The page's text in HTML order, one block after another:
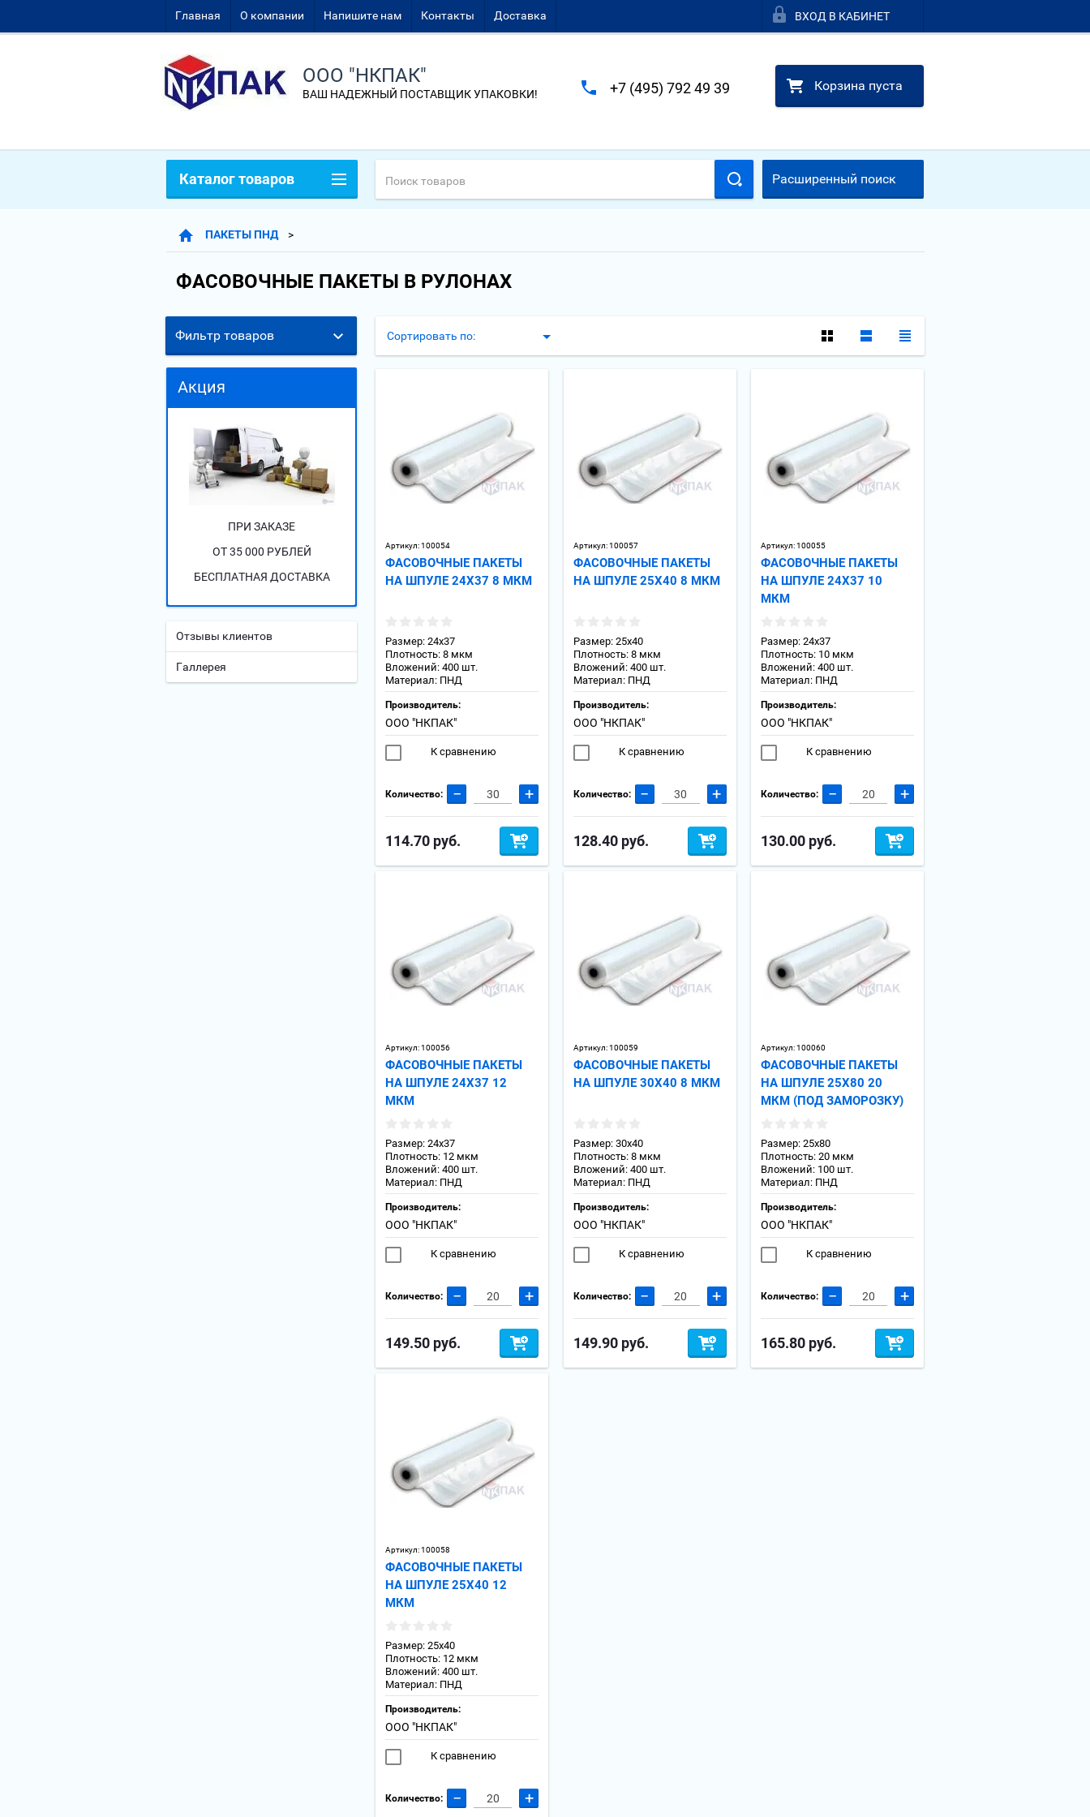
Главная О компании Напишите нам Контакты Доставка ВХОД В КАБИНЕТ
ООО "НКПАК"
ВАШ НАДЕЖНЫЙ ПОСТАВЩИК УПАКОВКИ! +7 (495) 792 49 39 Корзина пуста
Расширенный поиск
ПАКЕТЫ ПНД
ФАСОВОЧНЫЕ ПАКЕТЫ В РУЛОНАХ
Сортировать по:
Артикул:100054
ФАСОВОЧНЫЕ ПАКЕТЫ
НА ШПУЛЕ 24Х37 8 МКМ
Размер: 24х37
Плотность: 8 мкм
Вложений: 400 шт.
Материал: ПНД
Производитель:
ООО "НКПАК"
К сравнению
Количество: − +
114.70 руб.
Артикул:100057
ФАСОВОЧНЫЕ ПАКЕТЫ
НА ШПУЛЕ 25Х40 8 МКМ
Размер: 25х40
Плотность: 8 мкм
Вложений: 400 шт.
Материал: ПНД
Производитель:
ООО "НКПАК"
К сравнению
Количество: − +
128.40руб.
Артикул:100055
ФАСОВОЧНЫЕ ПАКЕТЫ
НА ШПУЛЕ 24Х37 10
МКМ
Размер: 24х37
Плотность: 10 мкм
Вложений: 400 шт.
Материал: ПНД
Производитель:
ООО "НКПАК"
К сравнению
Количество: − +
130.00 руб.
Артикул:100056
ФАСОВОЧНЫЕ ПАКЕТЫ
НА ШПУЛЕ 24Х37 12
МКМ
Размер: 24х37
Плотность: 12 мкм
Вложений: 400 шт.
Материал: ПНД
Производитель:
ООО "НКПАК"
К сравнению
Количество: − +
149.50 руб.
Артикул:100059
ФАСОВОЧНЫЕ ПАКЕТЫ
НА ШПУЛЕ 30Х40 8 МКМ
Размер: 30х40
Плотность: 8 мкм
Вложений: 400 шт.
Материал: ПНД
Производитель:
ООО "НКПАК"
К сравнению
Количество: − +
149.90руб.
Артикул:100060
ФАСОВОЧНЫЕ ПАКЕТЫ
НА ШПУЛЕ 25Х80 20
МКМ (ПОД ЗАМОРОЗКУ)
Размер: 25х80
Плотность: 20 мкм
Вложений: 100 шт.
Материал: ПНД
Производитель:
ООО "НКПАК"
К сравнению
Количество: − +
165.80 руб.
Артикул:100058
ФАСОВОЧНЫЕ ПАКЕТЫ
НА ШПУЛЕ 25Х40 12
МКМ
Размер: 25х40
Плотность: 12 мкм
Вложений: 400 шт.
Материал: ПНД
Производитель:
ООО "НКПАК"
К сравнению
Количество: − +
Каталог товаров
Фильтр товаров
Акция
ПРИ ЗАКАЗЕ
ОТ 35 000 РУБЛЕЙ
БЕСПЛАТНАЯ ДОСТАВКА
Отзывы клиентов
Галлерея